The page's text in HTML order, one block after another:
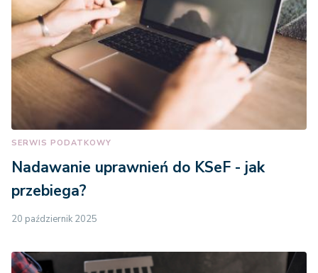
SERWIS PODATKOWY
Nadawanie uprawnień do KSeF - jak
przebiega?
20 październik 2025